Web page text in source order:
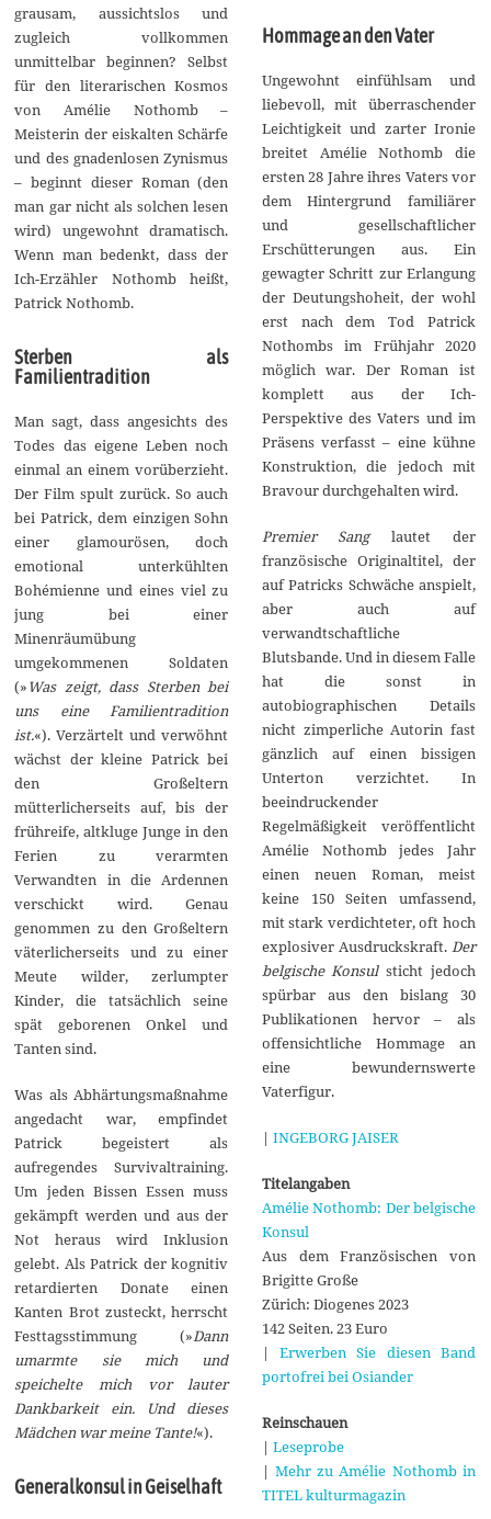
grausam, aussichtslos und
zugleich vollkommen
unmittelbar beginnen? Selbst
für den literarischen Kosmos
von Amélie Nothomb –
Meisterin der eiskalten Schärfe
und des gnadenlosen Zynismus
– beginnt dieser Roman (den
man gar nicht als solchen lesen
wird) ungewohnt dramatisch.
Wenn man bedenkt, dass der
Ich-Erzähler Nothomb heißt,
Patrick Nothomb.
Sterben als
Familientradition
Man sagt, dass angesichts des
Todes das eigene Leben noch
einmal an einem vorüberzieht.
Der Film spult zurück. So auch
bei Patrick, dem einzigen Sohn
einer glamourösen, doch
emotional unterkühlten
Bohémienne und eines viel zu
jung bei einer
Minenräumübung
umgekommenen Soldaten
(»Was zeigt, dass Sterben bei
uns eine Familientradition
ist.«). Verzärtelt und verwöhnt
wächst der kleine Patrick bei
den Großeltern
mütterlicherseits auf, bis der
frühreife, altkluge Junge in den
Ferien zu verarmten
Verwandten in die Ardennen
verschickt wird. Genau
genommen zu den Großeltern
väterlicherseits und zu einer
Meute wilder, zerlumpter
Kinder, die tatsächlich seine
spät geborenen Onkel und
Tanten sind.
Was als Abhärtungsmaßnahme
angedacht war, empfindet
Patrick begeistert als
aufregendes Survivaltraining.
Um jeden Bissen Essen muss
gekämpft werden und aus der
Not heraus wird Inklusion
gelebt. Als Patrick der kognitiv
retardierten Donate einen
Kanten Brot zusteckt, herrscht
Festtagsstimmung (»Dann
umarmte sie mich und
speichelte mich vor lauter
Dankbarkeit ein. Und dieses
Mädchen war meine Tante!«).
Generalkonsul in Geiselhaft
Hommage an den Vater
Ungewohnt einfühlsam und
liebevoll, mit überraschender
Leichtigkeit und zarter Ironie
breitet Amélie Nothomb die
ersten 28 Jahre ihres Vaters vor
dem Hintergrund familiärer
und gesellschaftlicher
Erschütterungen aus. Ein
gewagter Schritt zur Erlangung
der Deutungshoheit, der wohl
erst nach dem Tod Patrick
Nothombs im Frühjahr 2020
möglich war. Der Roman ist
komplett aus der Ich-
Perspektive des Vaters und im
Präsens verfasst – eine kühne
Konstruktion, die jedoch mit
Bravour durchgehalten wird.
Premier Sang lautet der
französische Originaltitel, der
auf Patricks Schwäche anspielt,
aber auch auf
verwandtschaftliche
Blutsbande. Und in diesem Falle
hat die sonst in
autobiographischen Details
nicht zimperliche Autorin fast
gänzlich auf einen bissigen
Unterton verzichtet. In
beeindruckender
Regelmäßigkeit veröffentlicht
Amélie Nothomb jedes Jahr
einen neuen Roman, meist
keine 150 Seiten umfassend,
mit stark verdichteter, oft hoch
explosiver Ausdruckskraft. Der
belgische Konsul sticht jedoch
spürbar aus den bislang 30
Publikationen hervor – als
offensichtliche Hommage an
eine bewundernswerte
Vaterfigur.
| INGEBORG JAISER
Titelangaben
Amélie Nothomb: Der belgische
Konsul
Aus dem Französischen von
Brigitte Große
Zürich: Diogenes 2023
142 Seiten. 23 Euro
| Erwerben Sie diesen Band
portofrei bei Osiander
Reinschauen
| Leseprobe
| Mehr zu Amélie Nothomb in
TITEL kulturmagazin